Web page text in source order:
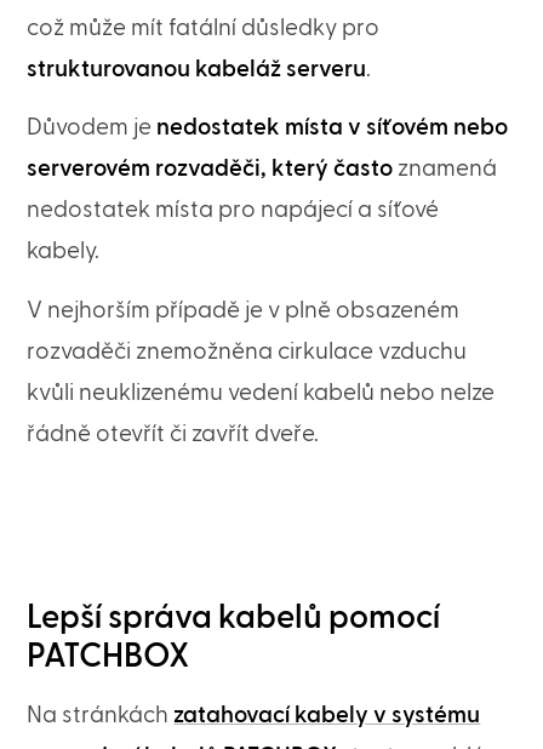
což může mít fatální důsledky pro
strukturovanou kabeláž serveru.
Důvodem je nedostatek místa v síťovém nebo
serverovém rozvaděči, který často znamená
nedostatek místa pro napájecí a síťové
kabely.
V nejhorším případě je v plně obsazeném
rozvaděči znemožněna cirkulace vzduchu
kvůli neuklizenému vedení kabelů nebo nelze
řádně otevřít či zavřít dveře.
Lepší správa kabelů pomocí
PATCHBOX
Na stránkách zatahovací kabely v systému